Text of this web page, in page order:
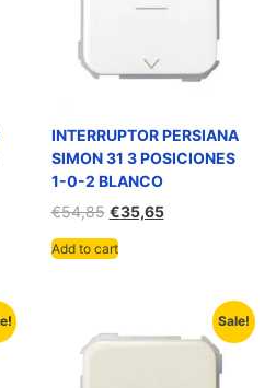
INTERRUPTOR PERSIANA
SIMON 31 3 POSICIONES
1-0-2 BLANCO
€54,85 €35,65
Add to cart
Sale!